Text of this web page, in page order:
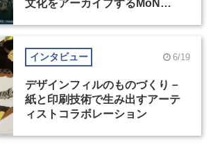
文化をアーカイブするMoN
インタビュー 6/19
デザインフィルのものづくり－
紙と印刷技術で生み出すアーテ
ィストコラボレーション